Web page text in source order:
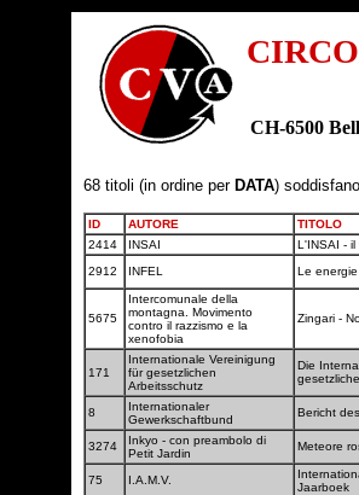
CH-6500
68 titoli (in ordine per DATA)
ID AUTORE TITOLO
2414
INSAI L'INSAI -
2912
INFEL Le
5675
Intercomunale della
montagna. Movimento
contro il razzismo e la
xenofobia
Zingari -
171
Internationale Vereinigung
für gesetzlichen
Arbeitsschutz
Die
8
Internationaler
Gewerkschaftbund
Bericht
3274
Inkyo - con preambolo di
Petit Jardin
Meteore
75 I.A.M.V.
Jaarboek